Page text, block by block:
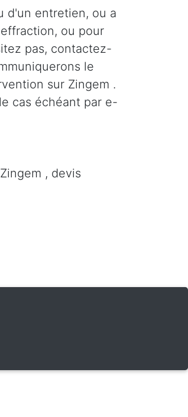
d'un entretien, ou a
ou pour
pas, contactez-
le
sur Zingem .
cas échéant par e-
, devis